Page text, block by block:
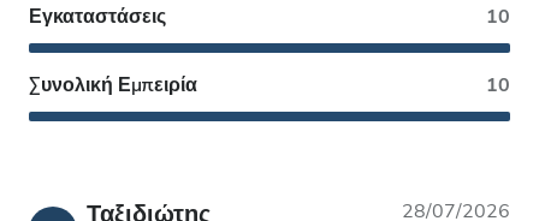
Εγκαταστάσεις 10
Συνολική Εμπειρία 10
Ταξιδιώτης
28/07/2026